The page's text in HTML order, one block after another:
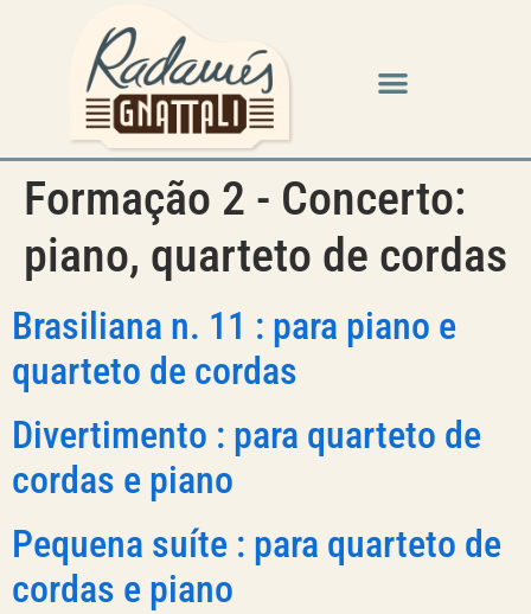
Formação 2 - Concerto:
piano, quarteto de cordas
Brasiliana n. 11 : para piano e
quarteto de cordas
Divertimento : para quarteto de
cordas e piano
Pequena suíte : para quarteto de
cordas e piano